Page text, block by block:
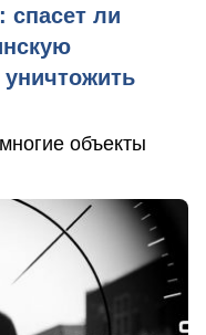
спасет ли
объекты